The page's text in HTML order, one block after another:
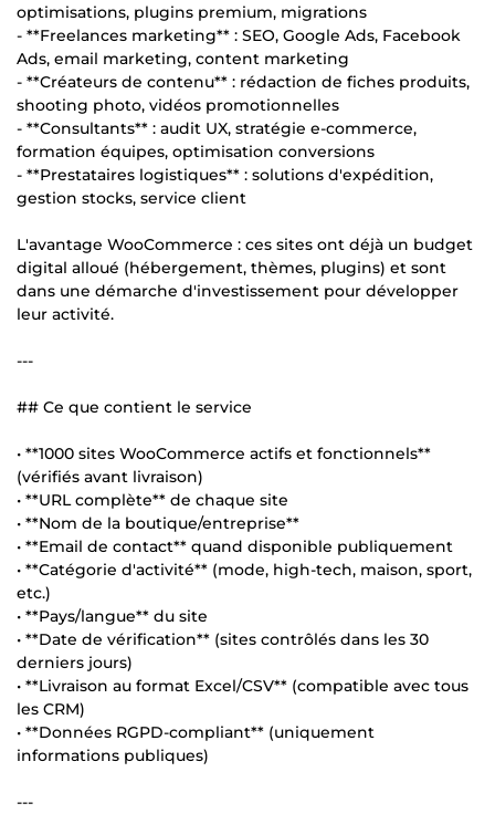
optimisations, plugins premium, migrations
- **Freelances marketing** : SEO, Google Ads, Facebook
Ads, email marketing, content marketing
- **Créateurs de contenu** : rédaction de fiches produits,
shooting photo, vidéos promotionnelles
- **Consultants** : audit UX, stratégie e-commerce,
formation équipes, optimisation conversions
- **Prestataires logistiques** : solutions d'expédition,
gestion stocks, service client
L'avantage WooCommerce : ces sites ont déjà un budget
digital alloué (hébergement, thèmes, plugins) et sont
dans une démarche d'investissement pour développer
leur activité.
---
## Ce que contient le service
• **1000 sites WooCommerce actifs et fonctionnels**
(vérifiés avant livraison)
• **URL complète** de chaque site
• **Nom de la boutique/entreprise**
• **Email de contact** quand disponible publiquement
• **Catégorie d'activité** (mode, high-tech, maison, sport,
etc.)
• **Pays/langue** du site
• **Date de vérification** (sites contrôlés dans les 30
derniers jours)
• **Livraison au format Excel/CSV** (compatible avec tous
les CRM)
• **Données RGPD-compliant** (uniquement
informations publiques)
---